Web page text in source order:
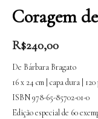
Coragem
R$240,00
De Bárbara Bragato
16 x 24 cm | capa dura |
ISBN 978-65-85702-01-0
Edição especial de 60